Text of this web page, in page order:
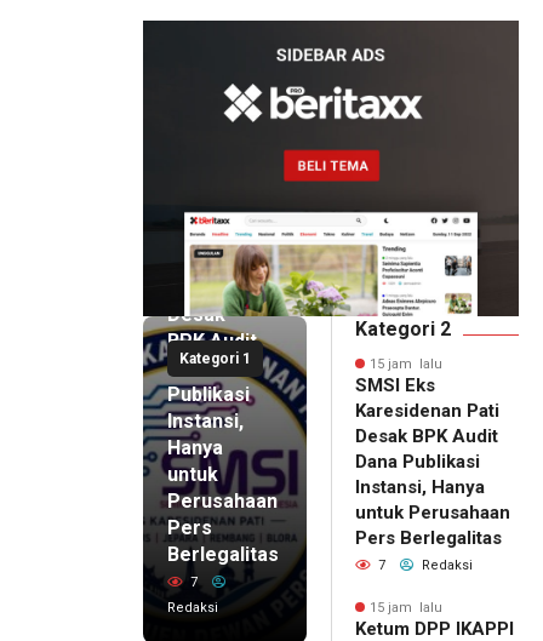
Kategori 1
15 jam lalu
SMSI Eks
Karesidenan
Pati
Desak
BPK Audit
Dana
Publikasi
Instansi,
Hanya
untuk
Perusahaan
Pers
Berlegalitas
7
Redaksi
15 jam lalu
Ketum
DPP
IKAPPI
Kategori 2
15 jam lalu
SMSI Eks
Karesidenan Pati
Desak BPK Audit
Dana Publikasi
Instansi, Hanya
untuk Perusahaan
Pers Berlegalitas
7 Redaksi
15 jam lalu
Ketum DPP IKAPPI